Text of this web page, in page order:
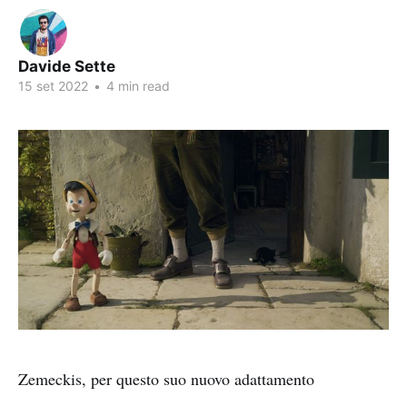
Davide Sette
15 set 2022 • 4 min read
Zemeckis, per questo suo nuovo adattamento